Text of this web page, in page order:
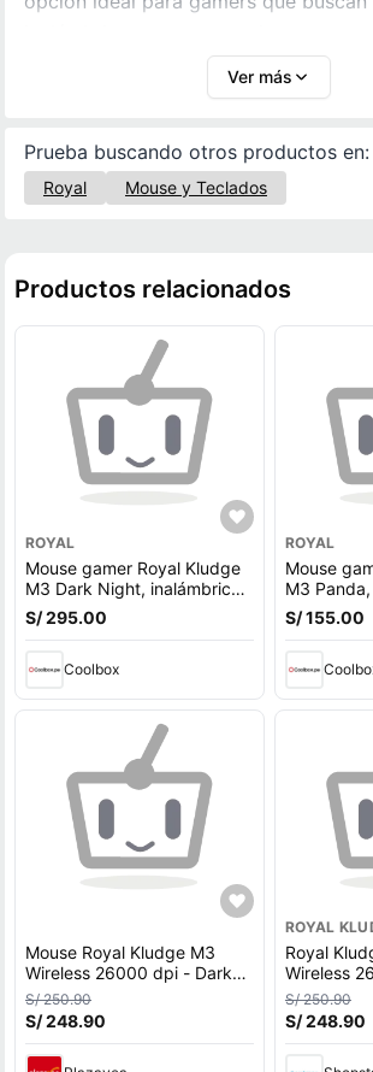
Ver más
Prueba buscando otros productos en:
Royal Mouse y Teclados
Productos relacionados
ROYAL
Mouse gamer Royal Kludge
M3 Dark Night, inalámbrico
triple modo, 30000 DPI,
ambidiestro, 5 botones
S/ 295.00
Coolbox
ROYAL
Mouse
M3
modo,
S/ 155.00
Mouse Royal Kludge M3
Wireless 26000 dpi - Dark
Night
S/ 250.90
S/ 248.90
ROYAL
Royal
Wireless
Night
S/ 250.90
S/ 248.90